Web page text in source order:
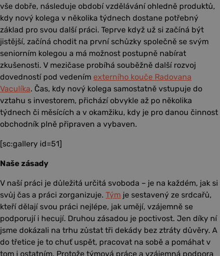
vše dobře, následuje období vzdělávání ohledně produktů,
kdy nový kolega v několika týdnech dostane potřebný
základ pro svou další práci. Teprve když už si začíná být
jistější, začíná chodit na první schůzky společně se svým
seniorním kolegou a má možnost postupně nabírat
zkušenosti. V mezičase probíhá souběžně další rozvoj
dovedností pod vedením externího kouče Radovana
Vaculíka. Čas, kdy nový kolega samostatně vstupuje do
vztahu s investorem, přichází obvykle až po několika
týdnech či měsících a v okamžiku, kdy je pro danou činnost
obchodník plně připraven a vybaven.
[sc:gallery id=51]
Naše zásady
V naší práci je důležitá určitá svoboda – je na každém, jak si
svůj čas a práci zorganizuje. Tým je sestavený ze srdcařů,
kteří dělají svou práci nejlépe, jak umějí, vzájemně se
podporují i hecují. Druhou zásadou je poctivost. Jen díky ní
jsme dokázali na trhu zůstat tři dekády bez ztráty důvěry. A
do třetice je to chuť uspět, pracovat na sobě a pomáhat v
tom i ostatním. Protože týmová práce a vzájemná podpora